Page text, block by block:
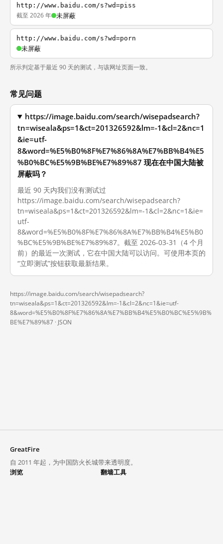
http://www.baidu.com/s?wd=piss
截至 2026 年 未屏蔽
http://www.baidu.com/s?wd=porn
未屏蔽
所示判定基于最近 90 天的测试，与该网址页面一致。
常见问题
https://image.baidu.com/search/wisepadsearch?
tn=wiseala&ps=1&ct=201326592&lm=-1&cl=2&nc=1
&ie=utf-
8&word=%E5%B0%8F%E7%86%8A%E7%BB%B4%E5
%B0%BC%E5%9B%BE%E7%89%87 现在在中国大陆被
屏蔽吗？
最近 90 天内我们没有测试过
https://image.baidu.com/search/wisepadsearch?
tn=wiseala&ps=1&ct=201326592&lm=-1&cl=2&nc=1&ie=
utf-
8&word=%E5%B0%8F%E7%86%8A%E7%BB%B4%E5%B0
%BC%E5%9B%BE%E7%89%87。截至 2026-03-31（4 个月
前）的最近一次测试，它在中国大陆可以访问。可使用本页的
“立即测试”按钮获取最新结果。
https://image.baidu.com/search/wisepadsearch?
tn=wiseala&ps=1&ct=201326592&lm=-1&cl=2&nc=1&ie=utf-
8&word=%E5%B0%8F%E7%86%8A%E7%BB%B4%E5%B0%BC%E5%9B%
BE%E7%89%87 · JSON
GreatFire
自 2011 年起，为中国防火长城带来透明度。
浏览
翻墙工具